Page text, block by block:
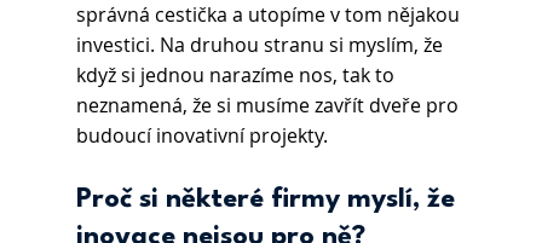
správná cestička a utopíme v tom nějakou
investici. Na druhou stranu si myslím, že
když si jednou narazíme nos, tak to
neznamená, že si musíme zavřít dveře pro
budoucí inovativní projekty.
Proč si některé firmy myslí, že
inovace nejsou pro ně?